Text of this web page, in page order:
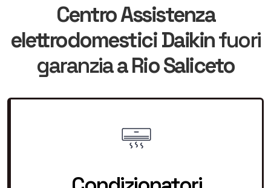
Centro Assistenza
elettrodomestici Daikinfuori
garanziaa Rio Saliceto